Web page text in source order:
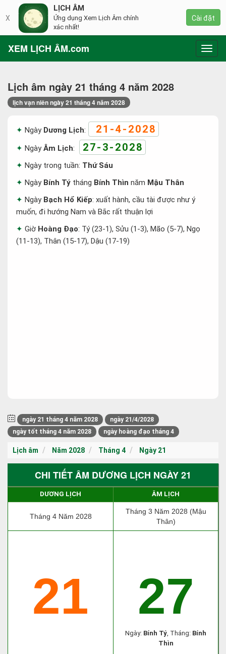
XEM LỊCH ÂM.com
Lịch âm ngày 21 tháng 4 năm 2028
lịch vạn niên ngày 21 tháng 4 năm 2028
Ngày Dương Lịch: 21-4-2028
NgàyÂm Lịch: 27-3-2028
Ngày trong tuần: Thứ Sáu
Ngày Bính Tý tháng Bính Thìn năm Mậu Thân
Ngày Bạch Hổ Kiếp: xuất hành, cầu tài được như ý
muốn, đi hướng Nam và Bắc rất thuận lợi
Giờ Hoàng Đạo: Tý (23-1), Sửu (1-3), Mão (5-7), Ngọ
(11-13), Thân (15-17), Dậu (17-19)
ngày 21 tháng 4 năm 2028
ngày 21/4/2028
ngày tốt tháng 4 năm 2028
ngày hoàng đạo tháng 4
Lịch âm Năm 2028 Tháng 4 Ngày 21
CHI TIẾT ÂM DƯƠNG LỊCH NGÀY 21
DƯƠNG LỊCH ÂM LỊCH
Tháng 4 Năm 2028
Tháng 3 Năm 2028 (Mậu
Thân)
21 27
Ngày: Bính Tý, Tháng: Bính
Thìn
X
LỊCH ÂM
Ứng dụng Xem Lịch Âm chính
xác nhất!
Cài đặt